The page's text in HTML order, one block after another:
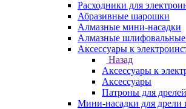
Расходники для
Абразивные шарошки
Алмазные мини-насадки
Алмазные
Аксессуары к
Назад
Аксессуары к
Аксессуары
Патроны для дрелей
Мини-насадки для дрели